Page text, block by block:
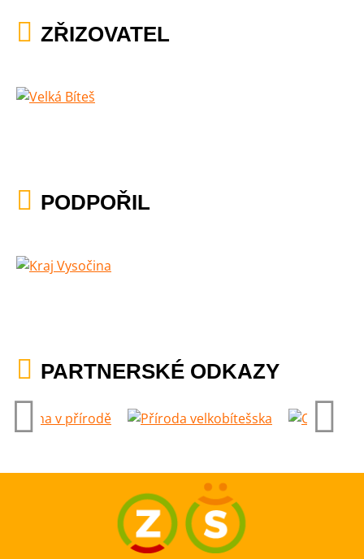
ZŘIZOVATEL
PODPOŘIL
PARTNERSKÉ ODKAZY